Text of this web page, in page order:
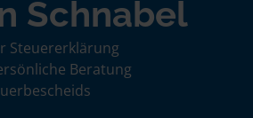
Schnabel
Steuererklärung
Beratung